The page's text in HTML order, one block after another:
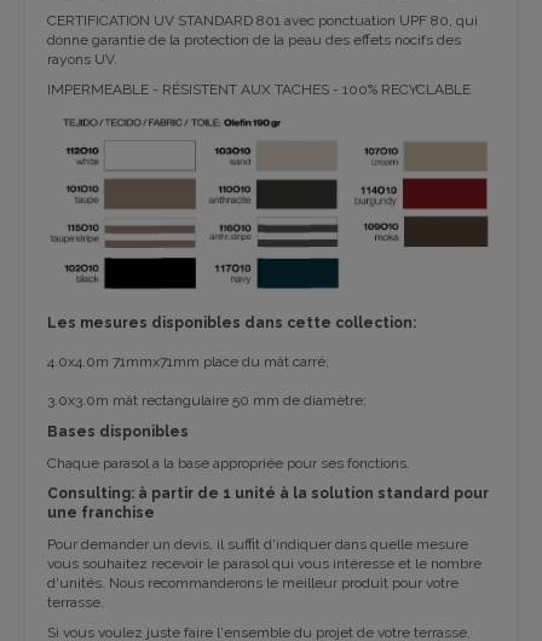
CERTIFICATION UV STANDARD 801 avec ponctuation UPF 80, qui
donne garantie de la protection de la peau des effets nocifs des
rayons UV.
IMPERMEABLE - RÉSISTENT AUX TACHES - 100% RECYCLABLE
Les mesures disponibles dans cette collection:
4.0x4.0m 71mmx71mm place du mât carré;
3.0x3.0m mât rectangulaire 50 mm de diamètre;
Bases disponibles
Chaque parasol a la base appropriée pour ses fonctions.
Consulting: à partir de 1 unité à la solution standard pour
une franchise
Pour demander un devis, il suffit d'indiquer dans quelle mesure
vous souhaitez recevoir le parasol qui vous intéresse et le nombre
d'unités. Nous recommanderons le meilleur produit pour votre
terrasse.
Si vous voulez juste faire l'ensemble du projet de votre terrasse,